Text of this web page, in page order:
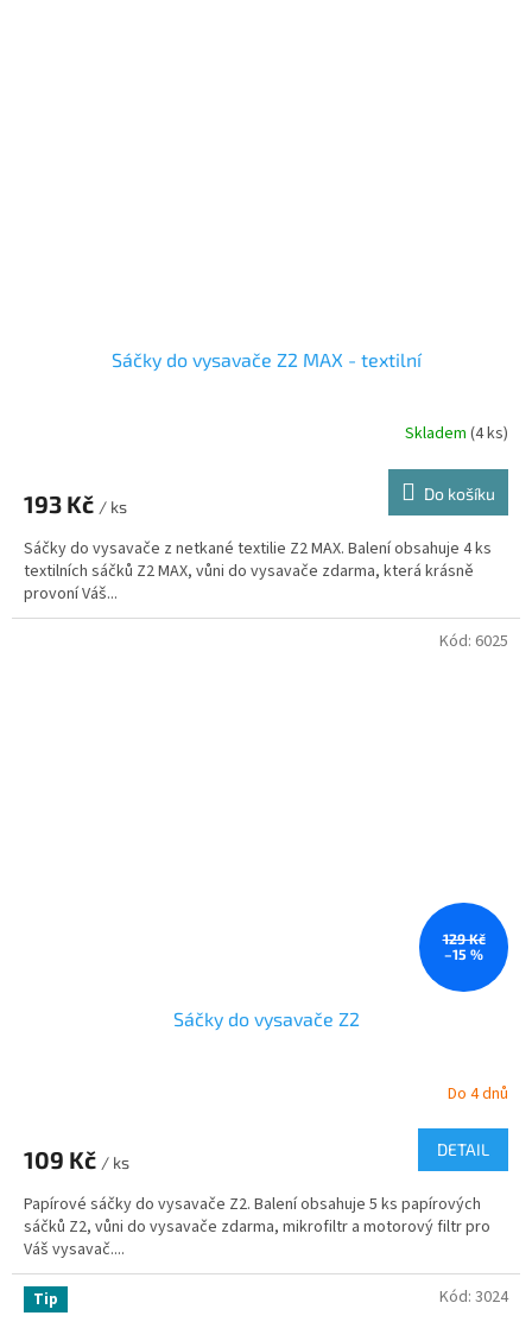
Sáčky do vysavače Z2 MAX - textilní
Skladem (4 ks)
193 Kč / ks
Do košíku
Sáčky do vysavače z netkané textilie Z2 MAX. Balení obsahuje 4 ks
textilních sáčků Z2 MAX, vůni do vysavače zdarma, která krásně
provoní Váš...
129 Kč
–15 %
Sáčky do vysavače Z2
Do 4 dnů
109 Kč / ks
DETAIL
Papírové sáčky do vysavače Z2. Balení obsahuje 5 ks papírových
sáčků Z2, vůni do vysavače zdarma, mikrofiltr a motorový filtr pro
Váš vysavač....
Kód: 6025
Tip Kód: 3024